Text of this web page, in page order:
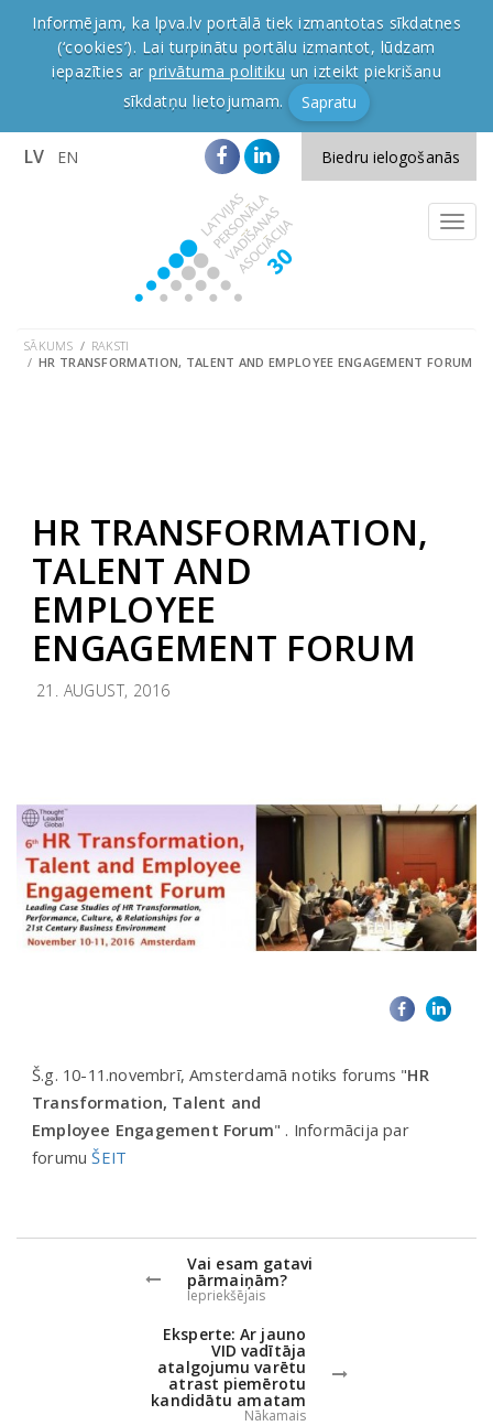
Informējam, ka lpva.lv portālā tiek izmantotas sīkdatnes
(‘cookies’). Lai turpinātu portālu izmantot, lūdzam
iepazīties ar privātuma politiku un izteikt piekrišanu
sīkdatņu lietojumam.
Sapratu
LV EN Biedru ielogošanās
SĀKUMS
RAKSTI
HR TRANSFORMATION, TALENT AND EMPLOYEE ENGAGEMENT FORUM
HR TRANSFORMATION,
TALENT AND
EMPLOYEE
ENGAGEMENT FORUM
21. AUGUST, 2016
Š.g. 10-11.novembrī, Amsterdamā notiks forums "HR
Transformation, Talent and
Employee Engagement Forum" . Informācija par
forumuŠEIT
Vai esam gatavi
pārmaiņām?
Iepriekšējais
Eksperte: Ar jauno
VID vadītāja
atalgojumu varētu
atrast piemērotu
kandidātu amatam
Nākamais